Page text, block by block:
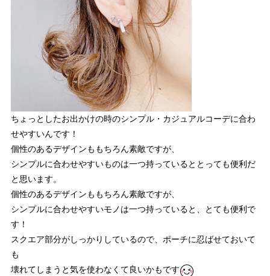
ちょっとしたお出かけの時のシンプル・カジュアルコーデに合わ
せやすいんです！
個性のあるデザインももちろん素敵ですが、
シンプルに合わせやすいものは一つ持っているととっても便利だ
と思います。
個性のあるデザインももちろん素敵ですが、
シンプルに合わせやすいモノは一つ持っていると、とても便利で
す！
スクエア部分がしっかりしているので、ポーチに忍ばせておいて
も
壊れてしまうと気を使わなくて良いかもです